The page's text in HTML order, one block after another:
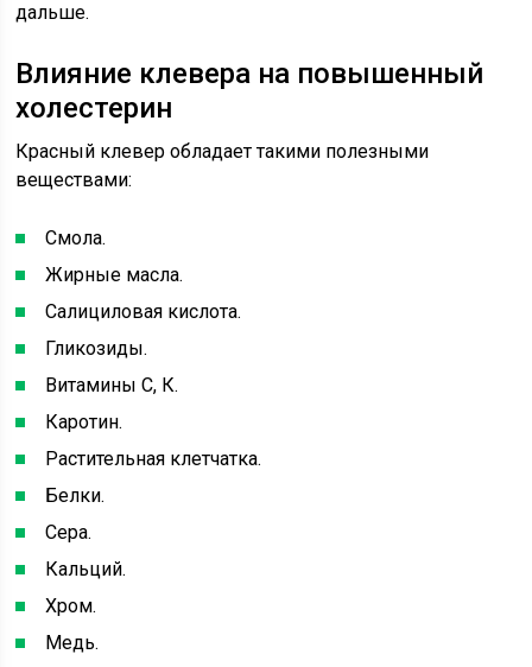
дальше.
Влияние клевера на повышенный
холестерин
Красный клевер обладает такими полезными
веществами:
Смола.
Жирные масла.
Салициловая кислота.
Гликозиды.
Витамины С, К.
Каротин.
Растительная клетчатка.
Белки.
Сера.
Кальций.
Хром.
Медь.